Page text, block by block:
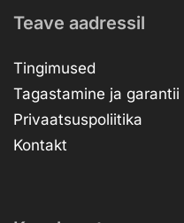
Teave aadressil
Tingimused
Tagastamine ja garantii
Privaatsuspoliitika
Kontakt